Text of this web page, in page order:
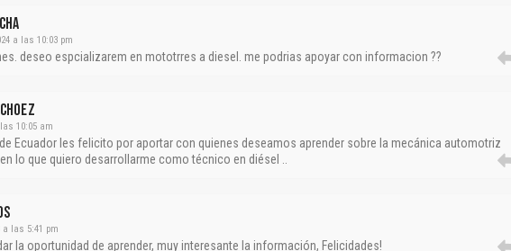
a las 10:03 pm
deseo espcializarem en mototrres a diesel. me podrias apoyar con informacion ??
10:05 am
Ecuador les felicito por aportar con quienes deseamos aprender sobre la mecánica automotriz
lo que quiero desarrollarme como técnico en diésel ..
a las 5:41 pm
la oportunidad de aprender, muy interesante la información, Felicidades!
Reportar otro tipo de error...